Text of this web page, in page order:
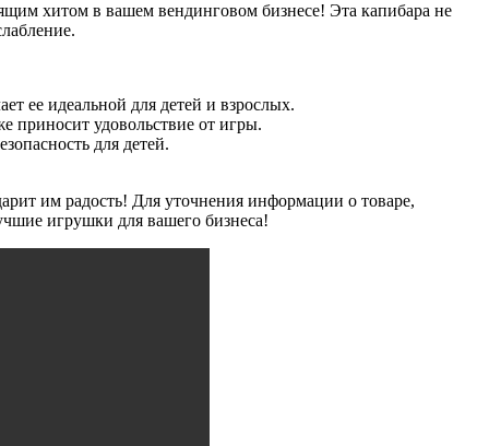
хитом в вашем вендинговом бизнесе! Эта капибара не
ее идеальной для детей и взрослых.
приносит удовольствие от игры.
для детей.
им радость! Для уточнения информации о товаре,
игрушки для вашего бизнеса!